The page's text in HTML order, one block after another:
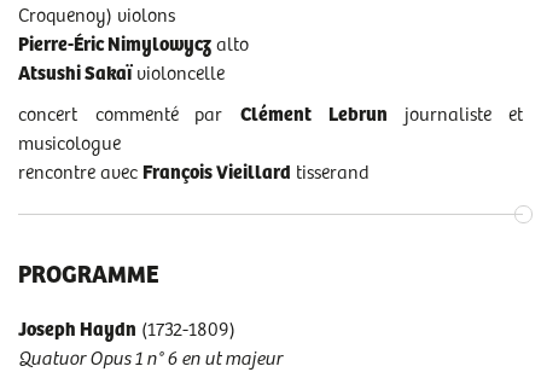
Croquenoy) violons
Pierre-Éric Nimylowycz alto
Atsushi Sakaïvioloncelle
concert commenté par Clément Lebrun journaliste et
musicologue
rencontre avec François Vieillard tisserand
PROGRAMME
Joseph Haydn (1732-1809)
Quatuor Opus 1 n° 6 en ut majeur